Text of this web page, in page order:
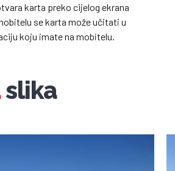
karta preko cijelog ekrana
se karta može učitati u
koju imate na mobitelu.
slika